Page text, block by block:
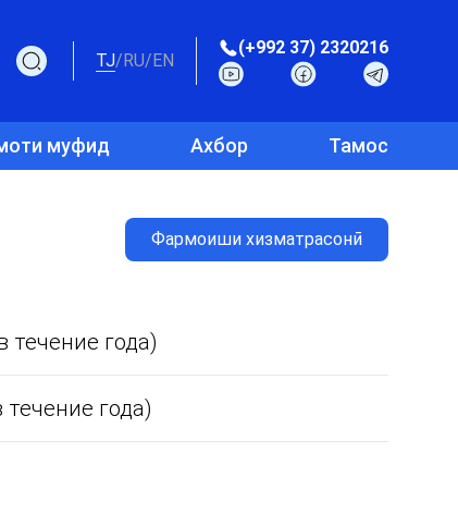
TJ/RU/EN
(+992 37) 2320216
муфид Ахбор Тамос
Фармоиши хизматрасонӣ
года)
года)